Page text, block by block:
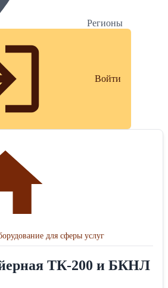
Регионы
Войти
для сферы услуг
ТК-200 и БКНЛ